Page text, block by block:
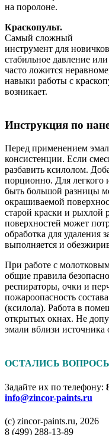
на поролоне.
Краскопульт.
Самый сложный
инструмент для
стабильное давление
часто ложится
навыки работы с
возникает.
Инструкция по
Перед применением
консистенции. Если
разбавить ксилолом.
порционно. Для легкого
быть большой разницы
окрашиваемой
старой краски и
поверхностей может
обработка для удаления
выполняется и
При работе с
общие правила
респираторы, очки и
пожароопасность
(ксилола). Работа в
открытых окнах. Не
эмали вблизи источника
ОСТАЛИСЬ
Задайте их по телефону:
info@zincor-paints.ru
(c) zincor-paints.ru, 2026
8 (499) 288-13-89